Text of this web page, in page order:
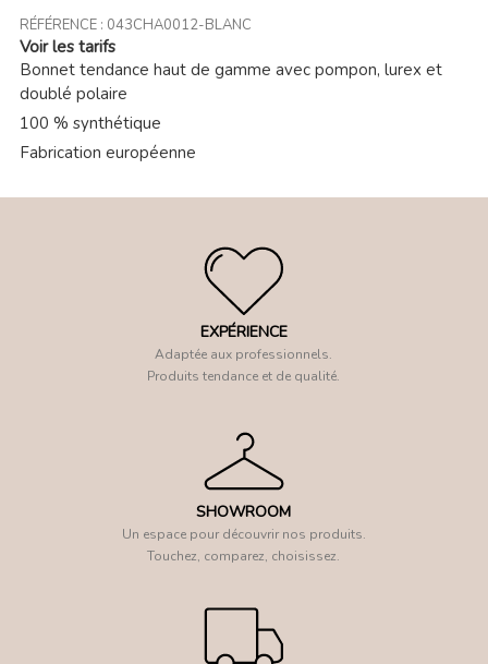
RÉFÉRENCE : 043CHA0012-BLANC
Voir les tarifs
Bonnet tendance haut de gamme avec pompon, lurex et
doublé polaire
100 % synthétique
Fabrication européenne
EXPÉRIENCE
Adaptée aux professionnels.
Produits tendance et de qualité.
SHOWROOM
Un espace pour découvrir nos produits.
Touchez, comparez, choisissez.